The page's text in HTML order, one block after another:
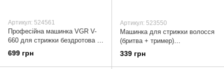
Артикул: 524561
Професійна машинка VGR V-
660 для стрижки бездротова з
набором насадок і LED-
дисплеєм
699 грн
Артикул: 523550
Машинка для стрижки волосся
(бритва + тример)
акумуляторна Geemy GM-561 3
339 грн